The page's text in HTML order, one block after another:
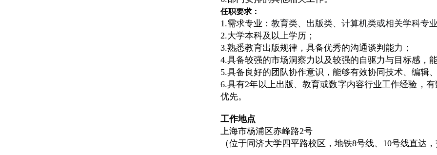
任职要求：
1.需求专业： 教育类、出版类、计算机类或相关学科专业
2.大学本科及以上学历；
3.熟悉教育出版规律，具备优秀的沟通谈判能力；
4.具备较强的市场洞察力以及较强的自驱力与目标感，
5.具备良好的团队协作意识，能够有效协同技术、编辑
6.具有2年以上出版、教育或数字内容行业工作经验，
优先。
工作地点
上海市杨浦区赤峰路2号
（位于同济大学四平路校区，地铁8号线、10号线直达，